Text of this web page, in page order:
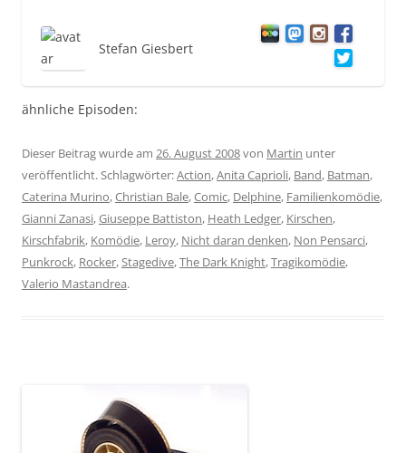
Stefan Giesbert
ähnliche Episoden:
Dieser Beitrag wurde am 26. August 2008von Martin unter
veröffentlicht. Schlagwörter:Action,Anita Caprioli, Band, Batman,
Caterina Murino,Christian Bale,Comic, Delphine, Familienkomödie,
Gianni Zanasi,Giuseppe Battiston, Heath Ledger, Kirschen,
Kirschfabrik, Komödie, Leroy, Nicht daran denken, Non Pensarci,
Punkrock, Rocker,Stagedive,The Dark Knight,Tragikomödie,
Valerio Mastandrea.